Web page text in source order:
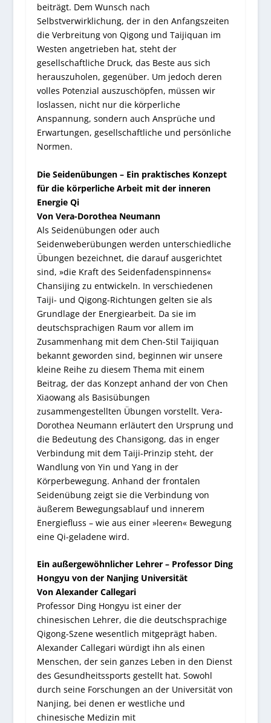
beiträgt. Dem Wunsch nach
Selbstverwirklichung, der in den Anfangszeiten
die Verbreitung von Qigong und Taijiquan im
Westen angetrieben hat, steht der
gesellschaftliche Druck, das Beste aus sich
herauszuholen, gegenüber. Um jedoch deren
volles Potenzial auszuschöpfen, müssen wir
loslassen, nicht nur die körperliche
Anspannung, sondern auch Ansprüche und
Erwartungen, gesellschaftliche und persönliche
Normen.
Die Seidenübungen – Ein praktisches Konzept
für die körperliche Arbeit mit der inneren
Energie Qi
Von Vera-Dorothea Neumann
Als Seidenübungen oder auch
Seidenweberübungen werden unterschiedliche
Übungen bezeichnet, die darauf ausgerichtet
sind, »die Kraft des Seidenfadenspinnens«
Chansijing zu entwickeln. In verschiedenen
Taiji- und Qigong-Richtungen gelten sie als
Grundlage der Energiearbeit. Da sie im
deutschsprachigen Raum vor allem im
Zusammenhang mit dem Chen-Stil Taijiquan
bekannt geworden sind, beginnen wir unsere
kleine Reihe zu diesem Thema mit einem
Beitrag, der das Konzept anhand der von Chen
Xiaowang als Basisübungen
zusammengestellten Übungen vorstellt. Vera-
Dorothea Neumann erläutert den Ursprung und
die Bedeutung des Chansigong, das in enger
Verbindung mit dem Taiji-Prinzip steht, der
Wandlung von Yin und Yang in der
Körperbewegung. Anhand der frontalen
Seidenübung zeigt sie die Verbindung von
äußerem Bewegungsablauf und innerem
Energiefluss – wie aus einer »leeren« Bewegung
eine Qi-geladene wird.
Ein außergewöhnlicher Lehrer – Professor Ding
Hongyu von der Nanjing Universität
Von Alexander Callegari
Professor Ding Hongyu ist einer der
chinesischen Lehrer, die die deutschsprachige
Qigong-Szene wesentlich mitgeprägt haben.
Alexander Callegari würdigt ihn als einen
Menschen, der sein ganzes Leben in den Dienst
des Gesundheitssports gestellt hat. Sowohl
durch seine Forschungen an der Universität von
Nanjing, bei denen er westliche und
chinesische Medizin mit